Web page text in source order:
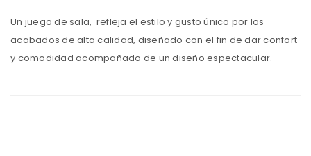
Un juego de sala, refleja el estilo y gusto único por los
acabados de alta calidad, diseñado con el fin de dar confort
y comodidad acompañado de un diseño espectacular.